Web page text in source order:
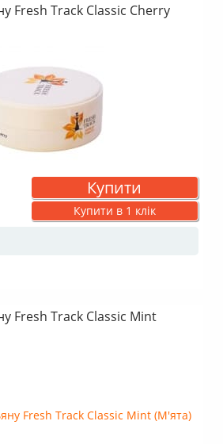
Fresh Track Classic Cherry
Купити
Купити в 1 клік
Fresh Track Classic Mint